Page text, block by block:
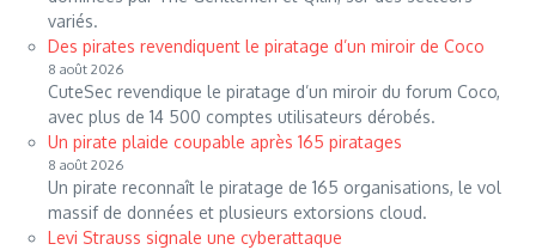
variés.
Des pirates revendiquent le piratage d’un miroir de Coco
8 août 2026
CuteSec revendique le piratage d’un miroir du forum Coco,
avec plus de 14 500 comptes utilisateurs dérobés.
Un pirate plaide coupable après 165 piratages
8 août 2026
Un pirate reconnaît le piratage de 165 organisations, le vol
massif de données et plusieurs extorsions cloud.
Levi Strauss signale une cyberattaque